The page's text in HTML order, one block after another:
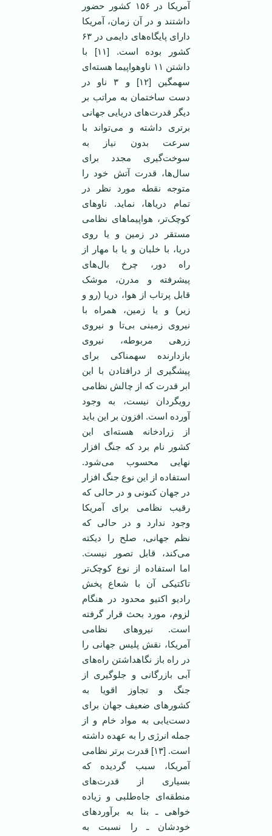
آمریکا در ۱۵۶ کشور حضور
داشتند و در آن زمان، آمریکا
دارای پایگاه‌های دایمی در ۶۳
کشور بوده است. [۱۱] با
داشتن ۱۱ ناوهواپیما هسته‌ای
سهمگین [۱۲] و ۳ ناو در
دست ساختمان به مراتب بر
دیگر قدرت‌های دریایی جهانی
برتری داشته و می‌تواند با
سرعت بدون نیاز به
سوخت‌گیری مجدد برای
سال‌ها، قدرت آتش خود را
متوجه نقطه مورد نظر در
تمام دریا‌ها، نماید. ناوهای
کوچک‌تر، هواپیماهای نظامی
مستقر در زمین و یا روی
دریا، با خلبان و یا با مهار از
راه دور، چرخ بال‌های
پیشرفته و مدرن، موشک
قابل پرتاب از هوا، دریا (رو و
زیر) و یا زمین، همراه با
نیروی زمینی بی‌تا و نیروی
زرهی مربوطه، نیروی
بازدارنده سهمناکی برای
پیشگیری از درافتادن با این
ابر قدرت که از چالش نظامی
رویگردان نیست، به وجود
آورده است. افزون بر این باید
از زرادخانه هسته‌ای این
کشور نام برد که جنگ افزار
نهایی محسوب می‌شود.
استفاده از این نوع جنگ افزار
در جهان کنونی و در حالی که
رقیب نظامی برای آمریکا
وجود ندارد و در حالی که
نظم جهانی، صلح را دیکته
می‌کند، قابل تصور نیست.
اما استفاده از نوع کوچک‌تر
تاکتیکی آن با شعاع پخش
رادیو اکتیو محدود در هنگام
لزوم، مورد بحث قرار گرفته
است. نیروهای نظامی
آمریکا، نقش پلیس جهانی را
در راه باز نگاهداشتن راه‌های
آبی بازرگانی و جلوگیری از
جنگ و تجاوز اقویا به
کشورهای ضعیف جهان برای
دست‌یابی به مواد خام و از
جمله انرژی را به عهده داشته
است. [۱۳] قدرت بر‌تر نظامی
آمریکا، سبب گردیده که
بسیاری از قدرت‌های
منطقه‌ای جاه‌طلبی و زیاده
خواهی ـ بنا به برآورد‌های
خودشان ـ را نسبت به